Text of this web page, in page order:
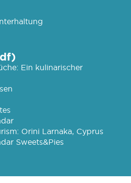
Ein kulinarischer
Orini Larnaka, Cyprus
Sweets&Pies